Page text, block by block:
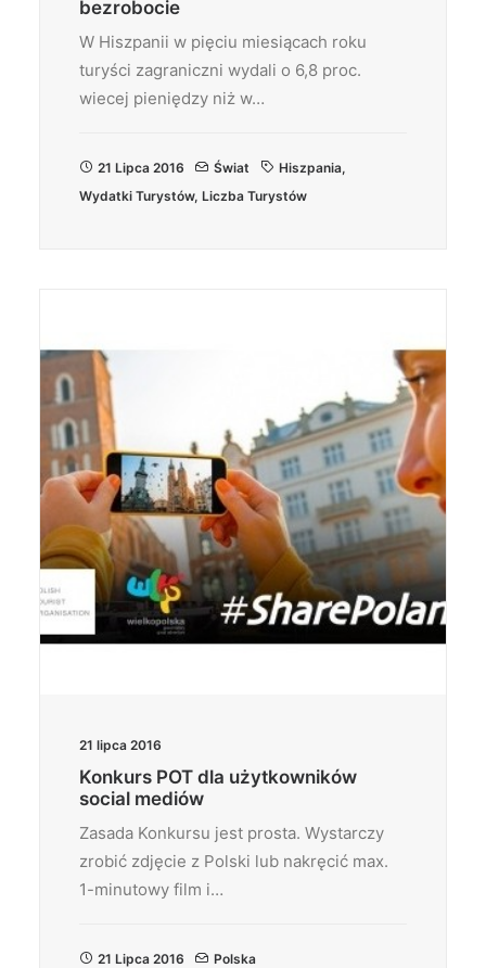
bezrobocie
W Hiszpanii w pięciu miesiącach roku
turyści zagraniczni wydali o 6,8 proc.
wiecej pieniędzy niż w…
21 Lipca 2016 Świat Hiszpania,
Wydatki Turystów, Liczba Turystów
21 lipca 2016
Konkurs POT dla użytkowników
social mediów
Zasada Konkursu jest prosta. Wystarczy
zrobić zdjęcie z Polski lub nakręcić max.
1-minutowy film i…
21 Lipca 2016
Polska